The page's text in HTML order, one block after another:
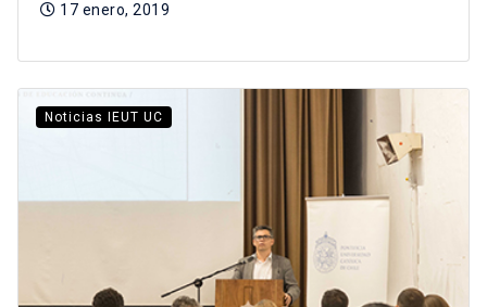
17 enero, 2019
Noticias IEUT UC